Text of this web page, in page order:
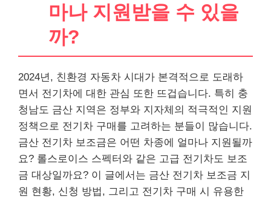
마나 지원받을 수 있을
까?
2024년, 친환경 자동차 시대가 본격적으로 도래하
면서 전기차에 대한 관심 또한 뜨겁습니다. 특히 충
청남도 금산 지역은 정부와 지자체의 적극적인 지원
정책으로 전기차 구매를 고려하는 분들이 많습니다.
금산 전기차 보조금은 어떤 차종에 얼마나 지원될까
요? 롤스로이스 스펙터와 같은 고급 전기차도 보조
금 대상일까요? 이 글에서는 금산 전기차 보조금 지
원 현황, 신청 방법, 그리고 전기차 구매 시 유용한